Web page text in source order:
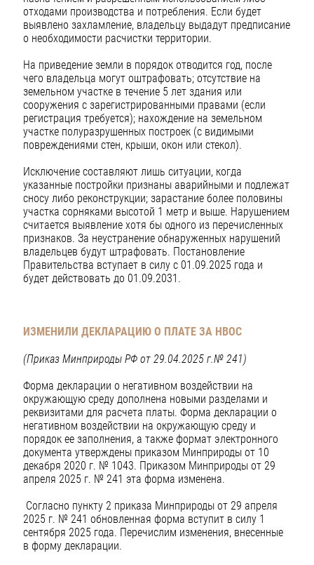
отходами производства и потребления. Если будет
выявлено захламление, владельцу выдадут предписание
о необходимости расчистки территории.
На приведение земли в порядок отводится год, после
чего владельца могут оштрафовать; отсутствие на
земельном участке в течение 5 лет здания или
сооружения с зарегистрированными правами (если
регистрация требуется); нахождение на земельном
участке полуразрушенных построек (с видимыми
повреждениями стен, крыши, окон или стекол).
Исключение составляют лишь ситуации, когда
указанные постройки признаны аварийными и подлежат
сносу либо реконструкции; зарастание более половины
участка сорняками высотой 1 метр и выше. Нарушением
считается выявление хотя бы одного из перечисленных
признаков. За неустранение обнаруженных нарушений
владельцев будут штрафовать. Постановление
Правительства вступает в силу с 01.09.2025 года и
будет действовать до 01.09.2031.
ИЗМЕНИЛИ ДЕКЛАРАЦИЮ О ПЛАТЕ ЗА НВОС
(Приказ Минприроды РФ от 29.04.2025 г.№ 241)
Форма декларации о негативном воздействии на
окружающую среду дополнена новыми разделами и
реквизитами для расчета платы. Форма декларации о
негативном воздействии на окружающую среду и
порядок ее заполнения, а также формат электронного
документа утверждены приказом Минприроды от 10
декабря 2020 г. № 1043. Приказом Минприроды от 29
апреля 2025 г. № 241 эта форма изменена.
Согласно пункту 2 приказа Минприроды от 29 апреля
2025 г. № 241 обновленная форма вступит в силу 1
сентября 2025 года. Перечислим изменения, внесенные
в форму декларации.